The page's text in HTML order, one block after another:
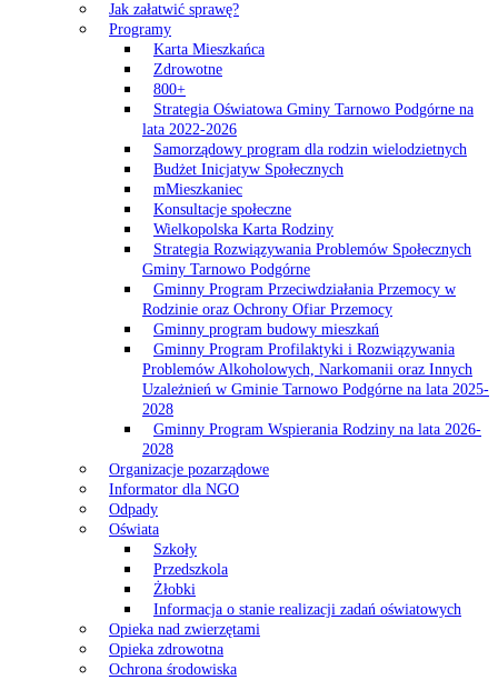
Jak załatwić sprawę?
Programy
Karta Mieszkańca
Zdrowotne
800+
Strategia Oświatowa Gminy Tarnowo Podgórne na
lata 2022-2026
Samorządowy program dla rodzin wielodzietnych
Budżet Inicjatyw Społecznych
mMieszkaniec
Konsultacje społeczne
Wielkopolska Karta Rodziny
Strategia Rozwiązywania Problemów Społecznych
Gminy Tarnowo Podgórne
Gminny Program Przeciwdziałania Przemocy w
Rodzinie oraz Ochrony Ofiar Przemocy
Gminny program budowy mieszkań
Gminny Program Profilaktyki i Rozwiązywania
Problemów Alkoholowych, Narkomanii oraz Innych
Uzależnień w Gminie Tarnowo Podgórne na lata 2025-
2028
Gminny Program Wspierania Rodziny na lata 2026-
2028
Organizacje pozarządowe
Informator dla NGO
Odpady
Oświata
Szkoły
Przedszkola
Żłobki
Informacja o stanie realizacji zadań oświatowych
Opieka nad zwierzętami
Opieka zdrowotna
Ochrona środowiska